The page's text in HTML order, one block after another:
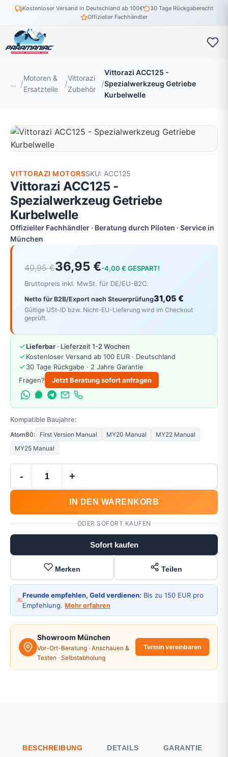
Kostenloser Versand in Deutschland ab 100€
30 Tage Rückgaberecht
Offizieller Fachhändler
…
Motoren &
Ersatzteile
Vittorazi
Zubehör
Vittorazi ACC125 -
Spezialwerkzeug Getriebe
Kurbelwelle
VITTORAZI MOTORSSKU: ACC125
Vittorazi ACC125 -
Spezialwerkzeug Getriebe
Kurbelwelle
Offizieller Fachhändler · Beratung durch Piloten · Service in
München
40,95 €36,95 €-4,00 € GESPART!
Bruttopreis inkl. MwSt. für DE/EU-B2C.
Netto für B2B/Export nach Steuerprüfung31,05 €
Gültige USt-ID bzw. Nicht-EU-Lieferung wird im Checkout
geprüft.
Lieferbar · Lieferzeit 1-2 Wochen
Kostenloser Versand ab 100 EUR · Deutschland
30 Tage Rückgabe · 2 Jahre Garantie
Fragen?
Jetzt Beratung sofort anfragen
Kompatible Baujahre:
Atom80: First Version Manual MY20 Manual
MY22 Manual
MY25 Manual
- +
IN DEN WARENKORB
ODER SOFORT KAUFEN
Sofort kaufen
Merken Teilen
Freunde empfehlen, Geld verdienen: Bis zu 150 EUR pro
Empfehlung. Mehr erfahren
Showroom München
Vor-Ort-Beratung · Anschauen &
Testen · Selbstabholung
Termin vereinbaren
BESCHREIBUNG DETAILS GARANTIE